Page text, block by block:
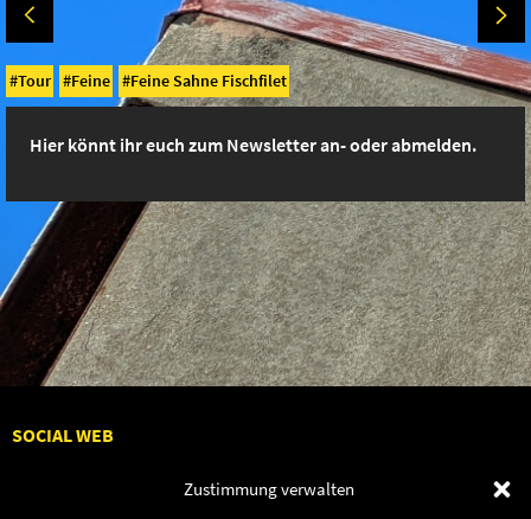
Zustimmung verwalten
Tour Feine Feine Sahne Fischfilet
Hier könnt ihr euch zum Newsletter an- oder abmelden.
SOCIAL WEB